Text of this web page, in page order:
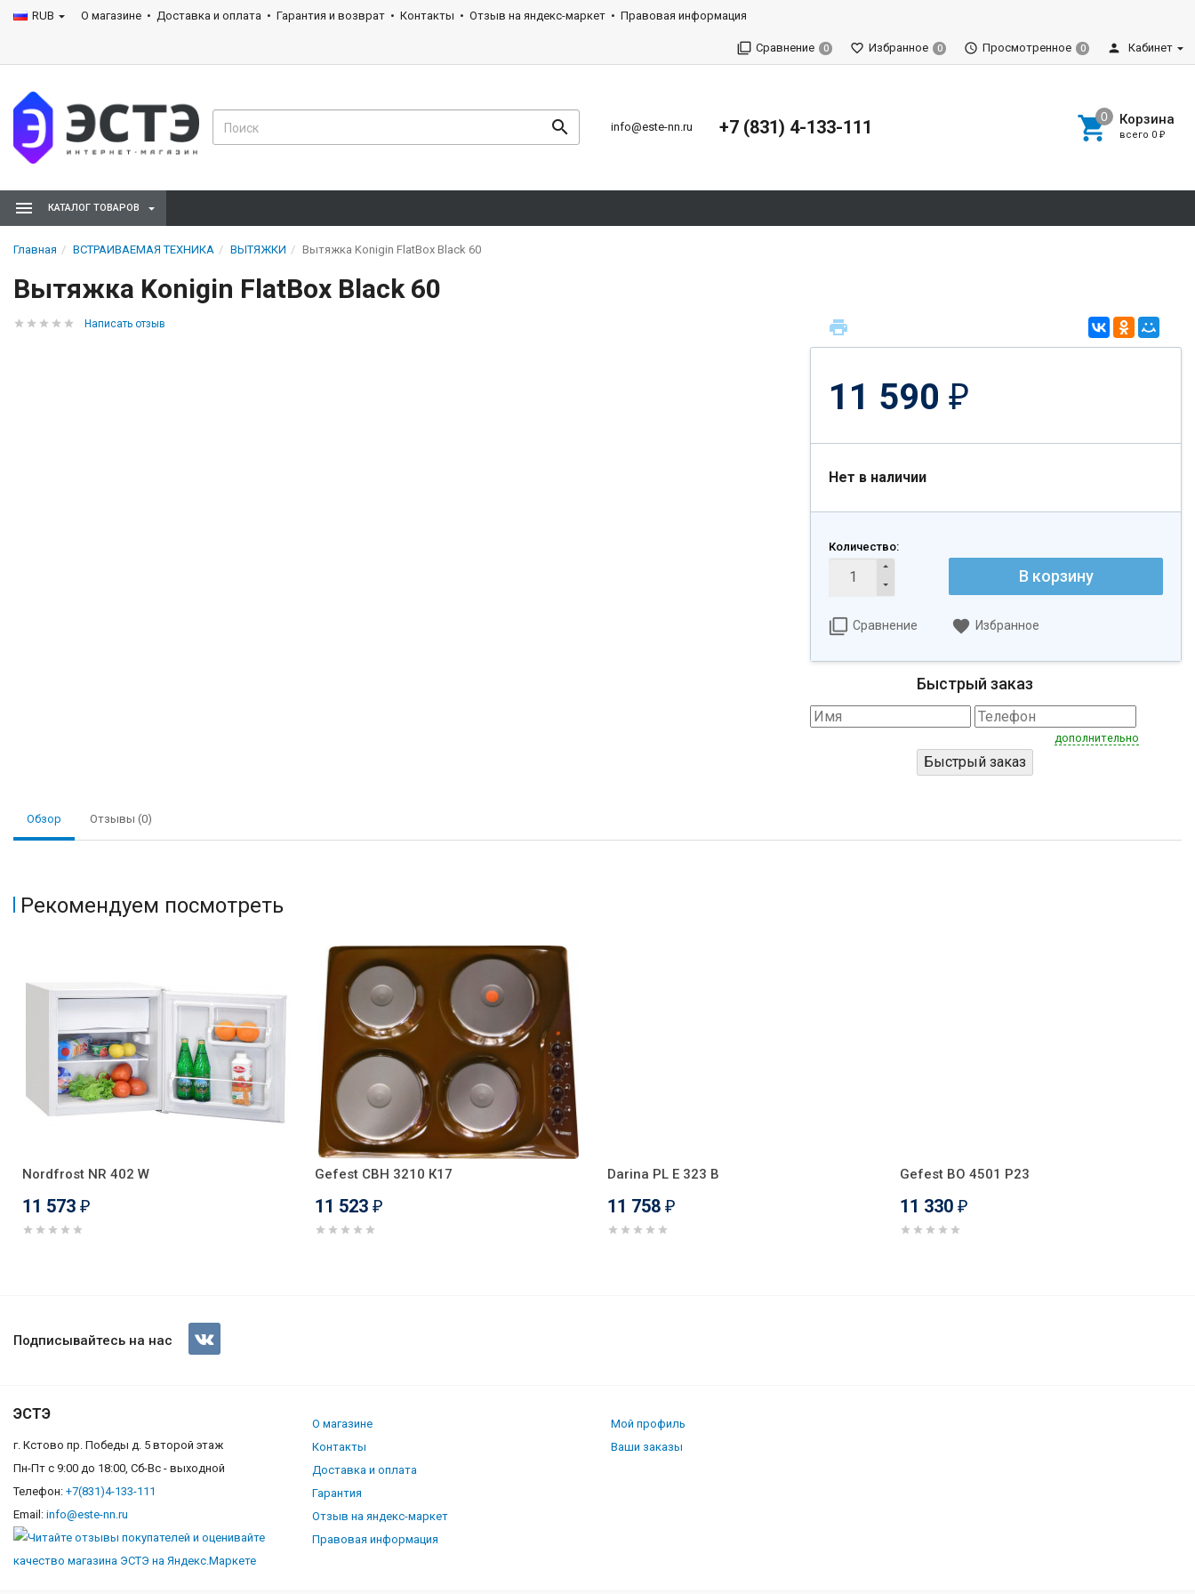
RUB О магазине Доставка и оплата Гарантия и возврат Контакты Отзыв на яндекс-маркет Правовая информация
Сравнение 0 Избранное 0 Просмотренное 0 Кабинет
info@este-nn.ru +7 (831) 4-133-111 Корзина
всего 0 ₽
КАТАЛОГ ТОВАРОВ
Главная ВСТРАИВАЕМАЯ ТЕХНИКА ВЫТЯЖКИ Вытяжка Konigin FlatBox Black 60
Вытяжка Konigin FlatBox Black 60
Написать отзыв
11 590 ₽
Нет в наличии
Количество:
В корзину
Сравнение Избранное
Быстрый заказ
дополнительно
Обзор Отзывы (0)
Рекомендуем посмотреть
Nordfrost NR 402 W
11 573 ₽
Gefest СВН 3210 К17
11 523 ₽
Darina PL E 323 B
11 758 ₽
Gefest BO 4501 Р23
11 330 ₽
Вытяжка Konigin FlatBox Black 60
Подписывайтесь на нас
ЭСТЭ
г. Кстово пр. Победы д. 5 второй этаж
Пн-Пт с 9:00 до 18:00, Сб-Вс - выходной
Телефон: +7(831)4-133-111
Email: info@este-nn.ru
О магазине
Контакты
Доставка и оплата
Гарантия
Отзыв на яндекс-маркет
Правовая информация
Мой профиль
Ваши заказы